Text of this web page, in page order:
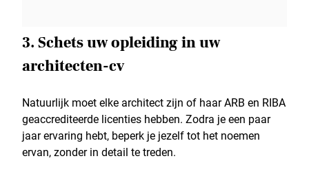
3. Schets uw opleiding in uw
architecten-cv
Natuurlijk moet elke architect zijn of haar ARB en RIBA
geaccrediteerde licenties hebben. Zodra je een paar
jaar ervaring hebt, beperk je jezelf tot het noemen
ervan, zonder in detail te treden.